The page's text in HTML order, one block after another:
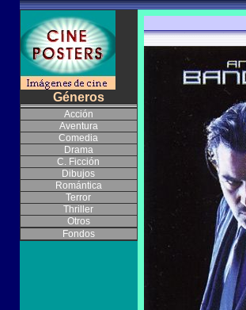
Géneros
Acción
Aventura
Comedia
Drama
C. Ficción
Dibujos
Romántica
Terror
Thriller
Otros
Fondos